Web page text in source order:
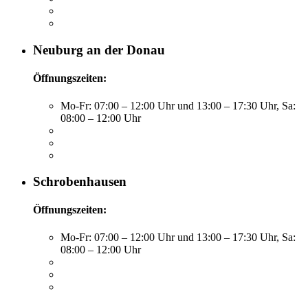
Neuburg an der Donau
Öffnungszeiten:
Mo-Fr: 07:00 – 12:00 Uhr und 13:00 – 17:30 Uhr, Sa:
08:00 – 12:00 Uhr
Schrobenhausen
Öffnungszeiten:
Mo-Fr: 07:00 – 12:00 Uhr und 13:00 – 17:30 Uhr, Sa:
08:00 – 12:00 Uhr